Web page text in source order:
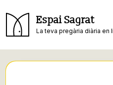
Espai Sagrat
La teva pregària diària en